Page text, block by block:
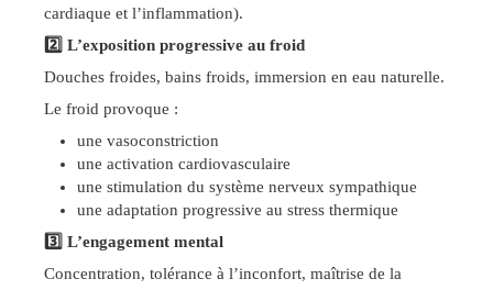
cardiaque et l’inflammation).
2️ ⃣ L’exposition progressive au froid
Douches froides, bains froids, immersion en eau naturelle.
Le froid provoque :
une vasoconstriction
une activation cardiovasculaire
une stimulation du système nerveux sympathique
une adaptation progressive au stress thermique
3️ ⃣ L’engagement mental
Concentration, tolérance à l’inconfort, maîtrise de la